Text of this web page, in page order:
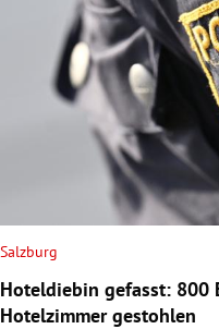
Salzburg
Hoteldiebin gefasst: 800
Hotelzimmer gestohlen